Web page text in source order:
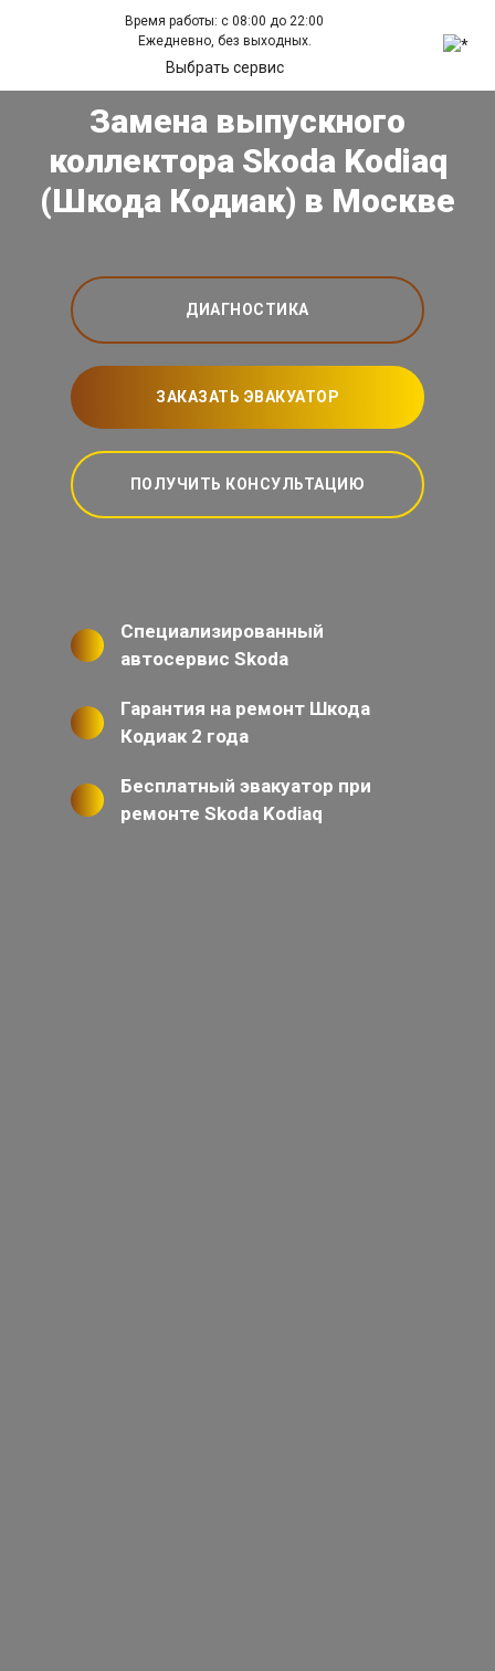
Время работы: с 08:00 до 22:00
Ежедневно, без выходных.
Выбрать сервис
Замена выпускного
коллектора Skoda Kodiaq
(Шкода Кодиак) в Москве
ДИАГНОСТИКА
ЗАКАЗАТЬ ЭВАКУАТОР
ПОЛУЧИТЬ КОНСУЛЬТАЦИЮ
Специализированный
автосервис Skoda
Гарантия на ремонт Шкода
Кодиак 2 года
Бесплатный эвакуатор при
ремонте Skoda Kodiaq